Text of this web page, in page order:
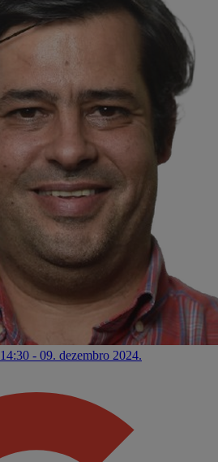
14:30 - 09. dezembro 2024.